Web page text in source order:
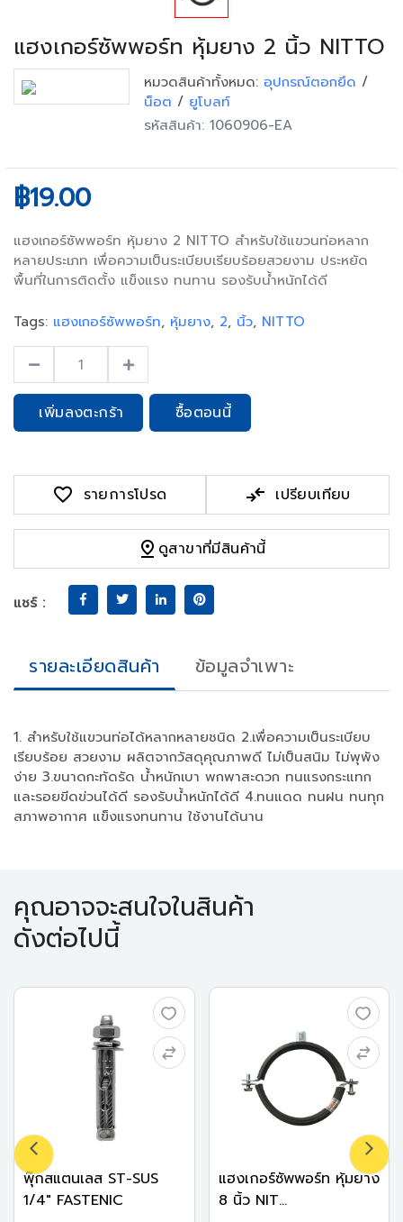
แฮงเกอร์ซัพพอร์ท หุ้มยาง 2 นิ้ว NITTO
หมวดสินค้าทั้งหมด: อุปกรณ์ตอกยึด /
น็อต / ยูโบลท์
รหัสสินค้า: 1060906-EA
฿19.00
แฮงเกอร์ซัพพอร์ท หุ้มยาง 2 NITTO สำหรับใช้แขวนท่อหลาก
หลายประเภท เพื่อความเป็นระเบียบเรียบร้อยสวยงาม ประหยัด
พื้นที่ในการติดตั้ง แข็งแรง ทนทาน รองรับน้ำหนักได้ดี
Tags: แฮงเกอร์ซัพพอร์ท, หุ้มยาง, 2, นิ้ว, NITTO
เพิ่มลงตะกร้า ซื้อตอนนี้
favorite รายการโปรด compare_arrows เปรียบเทียบ
pin_drop ดูสาขาที่มีสินค้านี้
แชร์ :
รายละเอียดสินค้า ข้อมูลจำเพาะ
1. สำหรับใช้แขวนท่อได้หลากหลายชนิด 2.เพื่อความเป็นระเบียบ
เรียบร้อย สวยงาม ผลิตจากวัสดุคุณภาพดี ไม่เป็นสนิม ไม่พุพัง
ง่าย 3.ขนาดกะทัดรัด น้ำหนักเบา พกพาสะดวก ทนแรงกระแทก
และรอยขีดข่วนได้ดี รองรับน้ำหนักได้ดี 4.ทนแดด ทนฝน ทนทุก
สภาพอากาศ แข็งแรงทนทาน ใช้งานได้นาน
คุณอาจจะสนใจในสินค้า
ดังต่อไปนี้
พุ๊กสแตนเลส ST-SUS
1/4" FASTENIC
แฮงเกอร์ซัพพอร์ท หุ้มยาง
8 นิ้ว NIT...